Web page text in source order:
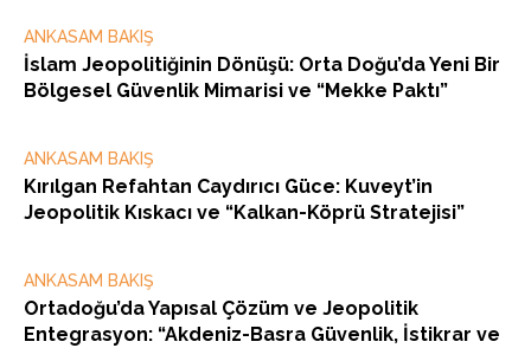
ANKASAM BAKIŞ
İslam Jeopolitiğinin Dönüşü: Orta Doğu’da Yeni Bir
Bölgesel Güvenlik Mimarisi ve “Mekke Paktı”
ANKASAM BAKIŞ
Kırılgan Refahtan Caydırıcı Güce: Kuveyt’in
Jeopolitik Kıskacı ve “Kalkan-Köprü Stratejisi”
ANKASAM BAKIŞ
Ortadoğu’da Yapısal Çözüm ve Jeopolitik
Entegrasyon: “Akdeniz-Basra Güvenlik, İstikrar ve